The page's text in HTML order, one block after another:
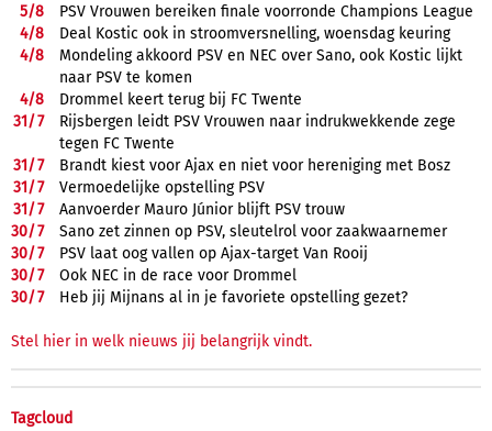
5/8
PSV Vrouwen bereiken finale voorronde Champions League
4/8
Deal Kostic ook in stroomversnelling, woensdag keuring
4/8
Mondeling akkoord PSV en NEC over Sano, ook Kostic lijkt
naar PSV te komen
4/8
Drommel keert terug bij FC Twente
31/7
Rijsbergen leidt PSV Vrouwen naar indrukwekkende zege
tegen FC Twente
31/7
Brandt kiest voor Ajax en niet voor hereniging met Bosz
31/7
Vermoedelijke opstelling PSV
31/7
Aanvoerder Mauro Júnior blijft PSV trouw
30/7
Sano zet zinnen op PSV, sleutelrol voor zaakwaarnemer
30/7
PSV laat oog vallen op Ajax-target Van Rooij
30/7
Ook NEC in de race voor Drommel
30/7 Heb jij Mijnans al in je favoriete opstelling gezet?
Stel hier in welk nieuws jij belangrijk vindt.
Tagcloud